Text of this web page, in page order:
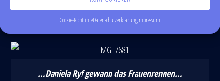
Cookie-RichtlinieDatenschutzerklärungimpressum
…Andreas Dreitz (Sieger 2014 & 15), Michi Raelert und
ich…
…Daniela Ryf gewann das Frauenrennen…